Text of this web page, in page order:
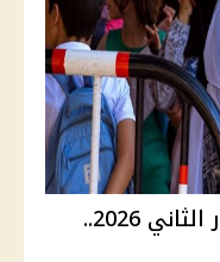
امتحانات الثانوية العامة الدور الثاني 2026..